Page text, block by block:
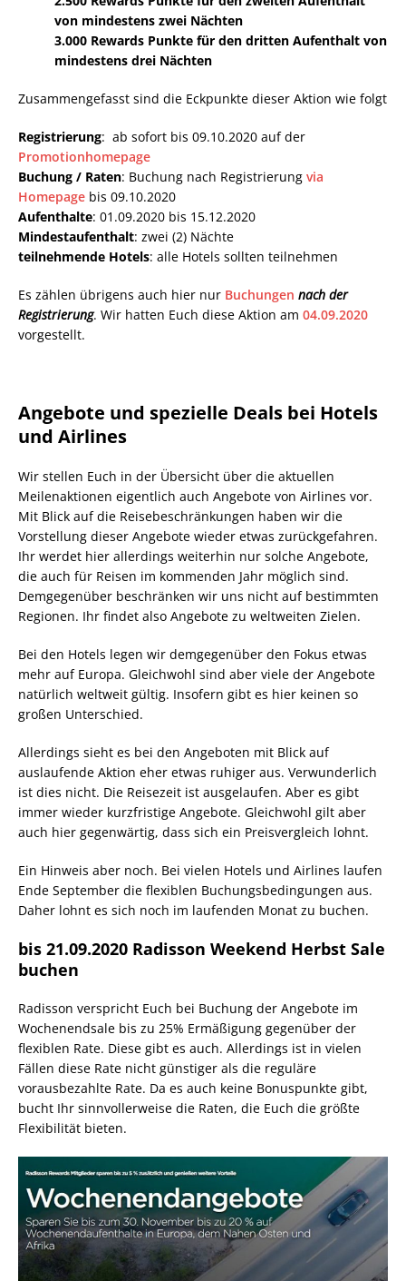
von mindestens zwei Nächten
3.000 Rewards Punkte für den dritten Aufenthalt von
mindestens drei Nächten
Zusammengefasst sind die Eckpunkte dieser Aktion wie folgt
Registrierung: ab sofort bis 09.10.2020 auf der
Promotionhomepage
Buchung / Raten: Buchung nach Registrierung via
Homepage bis 09.10.2020
Aufenthalte: 01.09.2020 bis 15.12.2020
Mindestaufenthalt: zwei (2) Nächte
teilnehmende Hotels: alle Hotels sollten teilnehmen
Es zählen übrigens auch hier nur Buchungen nach der
Registrierung. Wir hatten Euch diese Aktion am 04.09.2020
vorgestellt.
Angebote und spezielle Deals bei Hotels
und Airlines
Wir stellen Euch in der Übersicht über die aktuellen
Meilenaktionen eigentlich auch Angebote von Airlines vor.
Mit Blick auf die Reisebeschränkungen haben wir die
Vorstellung dieser Angebote wieder etwas zurückgefahren.
Ihr werdet hier allerdings weiterhin nur solche Angebote,
die auch für Reisen im kommenden Jahr möglich sind.
Demgegenüber beschränken wir uns nicht auf bestimmten
Regionen. Ihr findet also Angebote zu weltweiten Zielen.
Bei den Hotels legen wir demgegenüber den Fokus etwas
mehr auf Europa. Gleichwohl sind aber viele der Angebote
natürlich weltweit gültig. Insofern gibt es hier keinen so
großen Unterschied.
Allerdings sieht es bei den Angeboten mit Blick auf
auslaufende Aktion eher etwas ruhiger aus. Verwunderlich
ist dies nicht. Die Reisezeit ist ausgelaufen. Aber es gibt
immer wieder kurzfristige Angebote. Gleichwohl gilt aber
auch hier gegenwärtig, dass sich ein Preisvergleich lohnt.
Ein Hinweis aber noch. Bei vielen Hotels und Airlines laufen
Ende September die flexiblen Buchungsbedingungen aus.
Daher lohnt es sich noch im laufenden Monat zu buchen.
bis 21.09.2020 Radisson Weekend Herbst Sale
buchen
Radisson verspricht Euch bei Buchung der Angebote im
Wochenendsale bis zu 25% Ermäßigung gegenüber der
flexiblen Rate. Diese gibt es auch. Allerdings ist in vielen
Fällen diese Rate nicht günstiger als die reguläre
vorausbezahlte Rate. Da es auch keine Bonuspunkte gibt,
bucht Ihr sinnvollerweise die Raten, die Euch die größte
Flexibilität bieten.